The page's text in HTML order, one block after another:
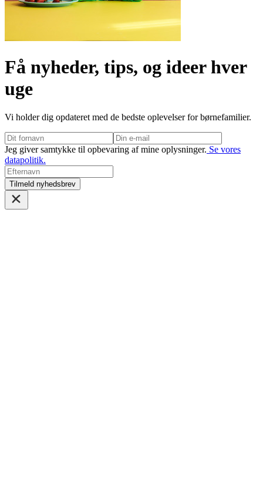
Få nyheder, tips, og ideer hver
uge
Vi holder dig opdateret med de bedste oplevelser for børnefamilier.
Jeg giver samtykke til opbevaring af mine oplysninger. Se vores
datapolitik.
Tilmeld nyhedsbrev